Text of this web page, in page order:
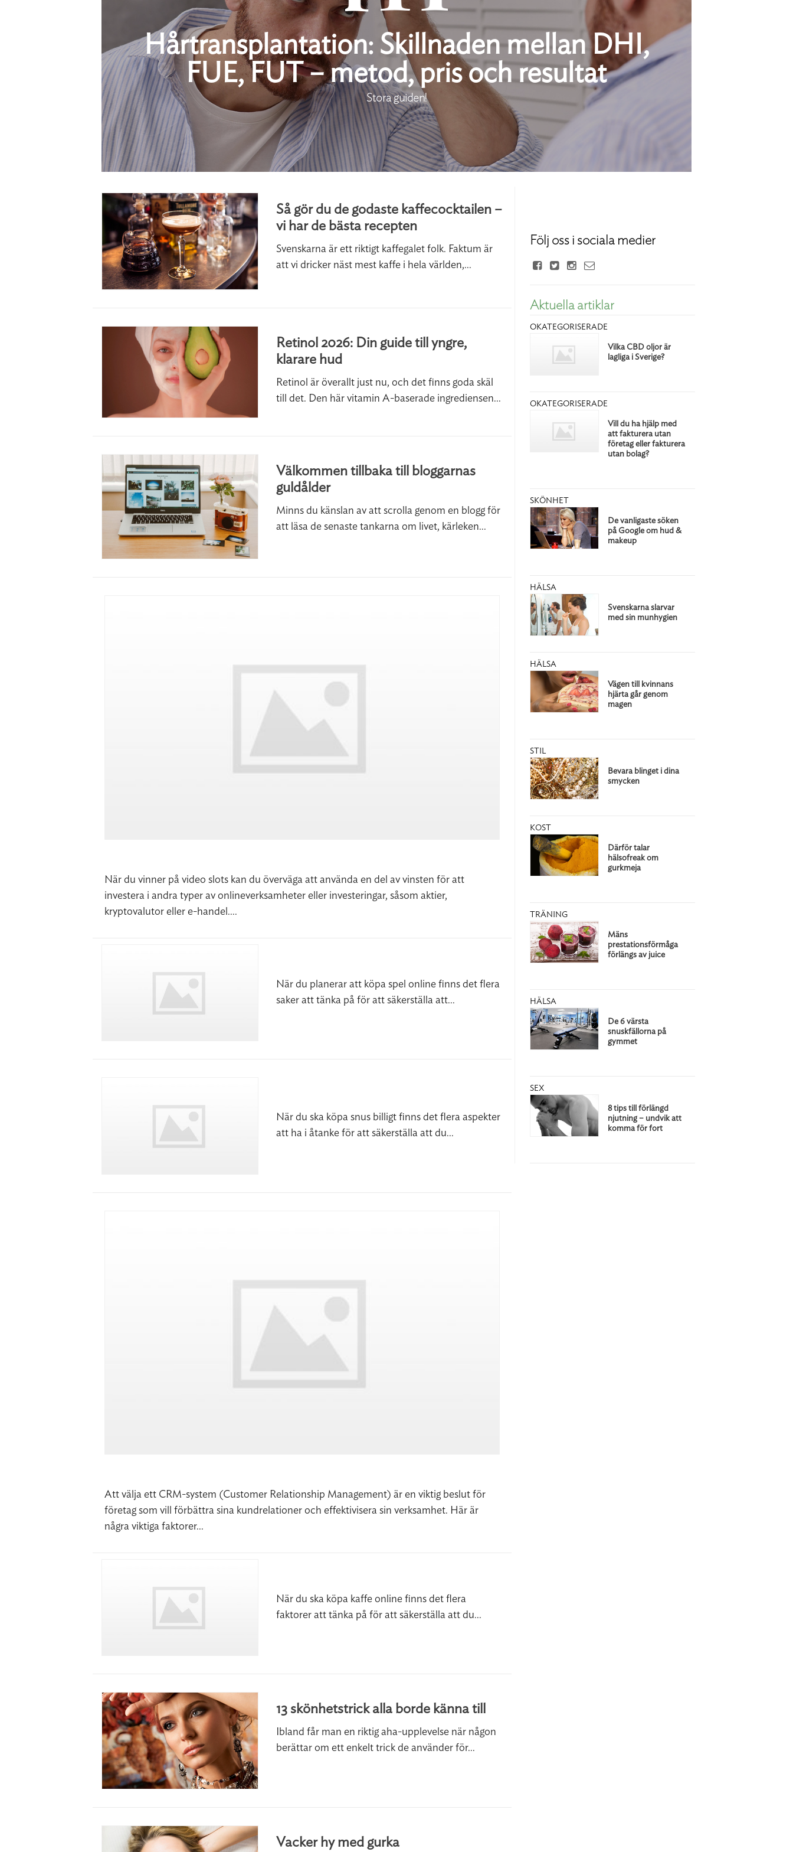
Hårtransplantation: Skillnaden mellan DHI,
FUE, FUT – metod, pris och resultat
Stora guiden!
Så gör du de godaste kaffecocktailen –
vi har de bästa recepten
Svenskarna är ett riktigt kaffegalet folk. Faktum är
att vi dricker näst mest kaffe i hela världen,...
Retinol 2026: Din guide till yngre,
klarare hud
Retinol är överallt just nu, och det finns goda skäl
till det. Den här vitamin A-baserade ingrediensen...
Välkommen tillbaka till bloggarnas
guldålder
Minns du känslan av att scrolla genom en blogg för
att läsa de senaste tankarna om livet, kärleken...
När du vinner på video slots kan du överväga att använda en del av vinsten för att
investera i andra typer av onlineverksamheter eller investeringar, såsom aktier,
kryptovalutor eller e-handel....
När du planerar att köpa spel online finns det flera
saker att tänka på för att säkerställa att...
När du ska köpa snus billigt finns det flera aspekter
att ha i åtanke för att säkerställa att du...
Att välja ett CRM-system (Customer Relationship Management) är en viktig beslut för
företag som vill förbättra sina kundrelationer och effektivisera sin verksamhet. Här är
några viktiga faktorer...
När du ska köpa kaffe online finns det flera
faktorer att tänka på för att säkerställa att du...
13 skönhetstrick alla borde känna till
Ibland får man en riktig aha-upplevelse när någon
berättar om ett enkelt trick de använder för...
Vacker hy med gurka
Följ oss i sociala medier
Aktuella artiklar
OKATEGORISERADE
Vilka CBD oljor är
lagliga i Sverige?
OKATEGORISERADE
Vill du ha hjälp med
att fakturera utan
företag eller fakturera
utan bolag?
SKÖNHET
De vanligaste söken
på Google om hud &
makeup
HÄLSA
Svenskarna slarvar
med sin munhygien
HÄLSA
Vägen till kvinnans
hjärta går genom
magen
STIL
Bevara blinget i dina
smycken
KOST
Därför talar
hälsofreak om
gurkmeja
TRÄNING
Mäns
prestationsförmåga
förlängs av juice
HÄLSA
De 6 värsta
snuskfällorna på
gymmet
SEX
8 tips till förlängd
njutning – undvik att
komma för fort